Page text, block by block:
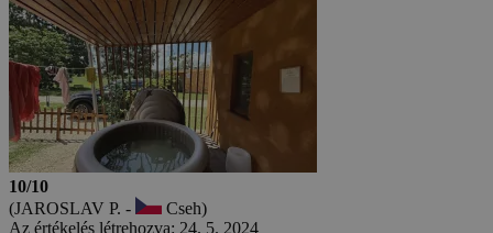
10/10
(JAROSLAV P. -
Cseh)
Az értékelés létrehozva: 24. 5. 2024